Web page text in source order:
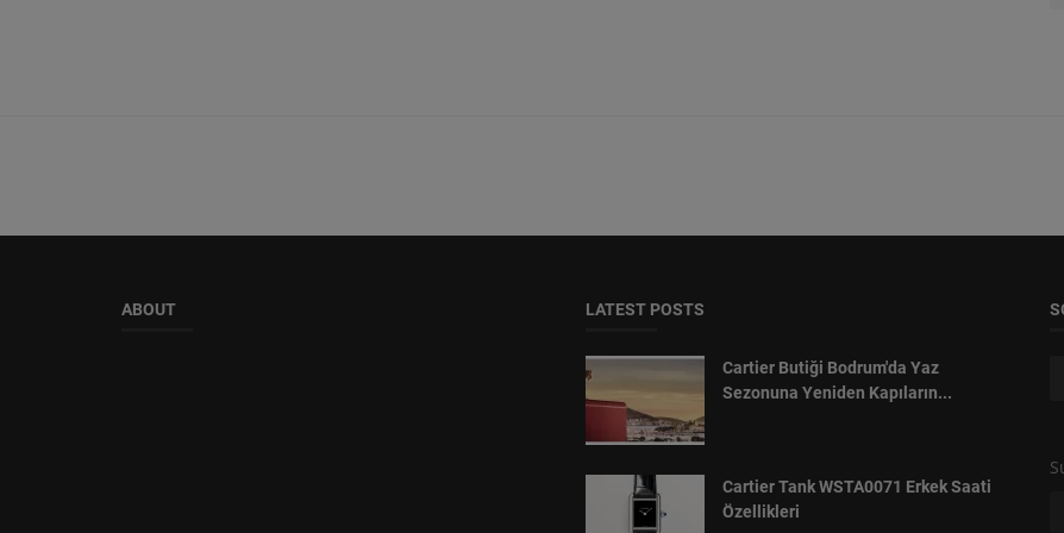
ABOUT LATEST POSTS
Cartier Butiği Bodrum'da Yaz
Sezonuna Yeniden Kapıların...
Cartier Tank WSTA0071 Erkek Saati
Özellikleri